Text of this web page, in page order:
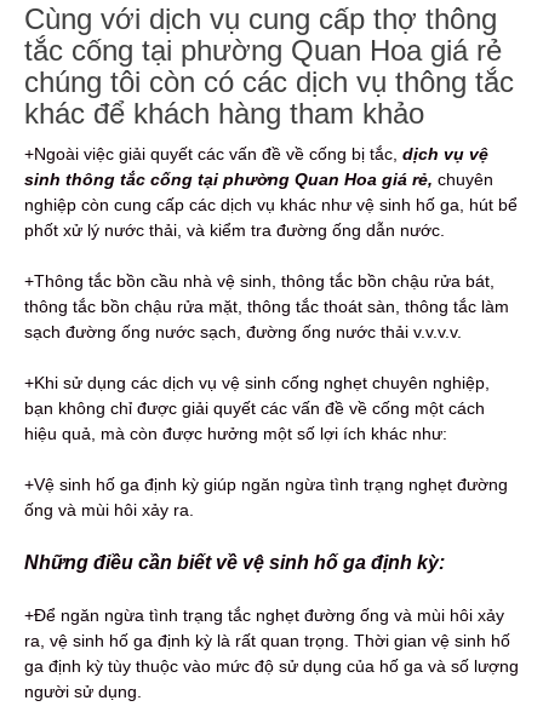
Cùng với dịch vụ cung cấp thợ thông
tắc cống tại phường Quan Hoa giá rẻ
chúng tôi còn có các dịch vụ thông tắc
khác để khách hàng tham khảo
+Ngoài việc giải quyết các vấn đề về cống bị tắc, dịch vụ vệ
sinh thông tắc cống tại phường Quan Hoa giá rẻ, chuyên
nghiệp còn cung cấp các dịch vụ khác như vệ sinh hố ga, hút bể
phốt xử lý nước thải, và kiểm tra đường ống dẫn nước.
+Thông tắc bồn cầu nhà vệ sinh, thông tắc bồn chậu rửa bát,
thông tắc bồn chậu rửa mặt, thông tắc thoát sàn, thông tắc làm
sạch đường ống nước sạch, đường ống nước thải v.v.v.v.
+Khi sử dụng các dịch vụ vệ sinh cống nghẹt chuyên nghiệp,
bạn không chỉ được giải quyết các vấn đề về cống một cách
hiệu quả, mà còn được hưởng một số lợi ích khác như:
+Vệ sinh hố ga định kỳ giúp ngăn ngừa tình trạng nghẹt đường
ống và mùi hôi xảy ra.
Những điều cần biết về vệ sinh hố ga định kỳ:
+Để ngăn ngừa tình trạng tắc nghẹt đường ống và mùi hôi xảy
ra, vệ sinh hố ga định kỳ là rất quan trọng. Thời gian vệ sinh hố
ga định kỳ tùy thuộc vào mức độ sử dụng của hố ga và số lượng
người sử dụng.